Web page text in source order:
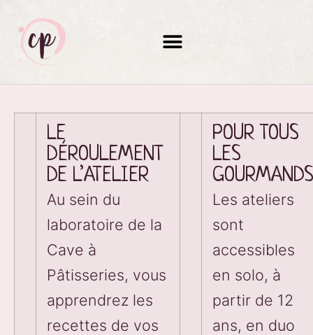
LE
DÉROULEMENT
DE L’ATELIER
Au sein du
laboratoire de la
Cave à
Pâtisseries, vous
apprendrez les
recettes de vos
POUR TOUS
LES
GOURMANDS
Les ateliers
sont
accessibles
en solo, à
partir de 12
ans, en duo